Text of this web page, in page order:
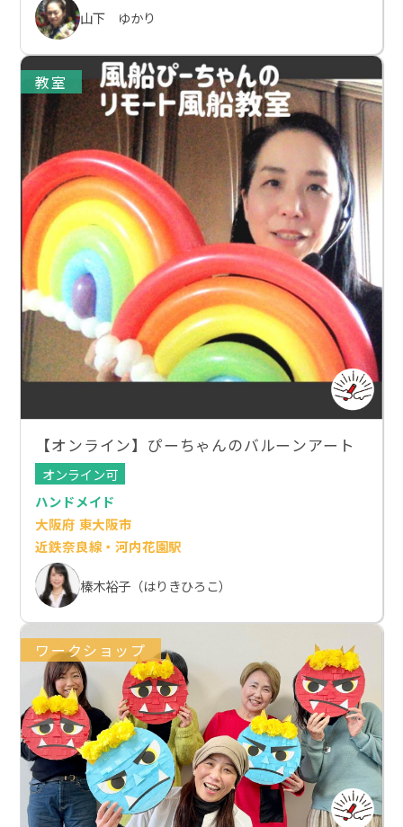
山下 ゆかり
教室
【オンライン】ぴーちゃんのバルーンアート
オンライン可
ハンドメイド
大阪府 東大阪市
近鉄奈良線・河内花園駅
榛木裕子（はりきひろこ）
ワークショップ